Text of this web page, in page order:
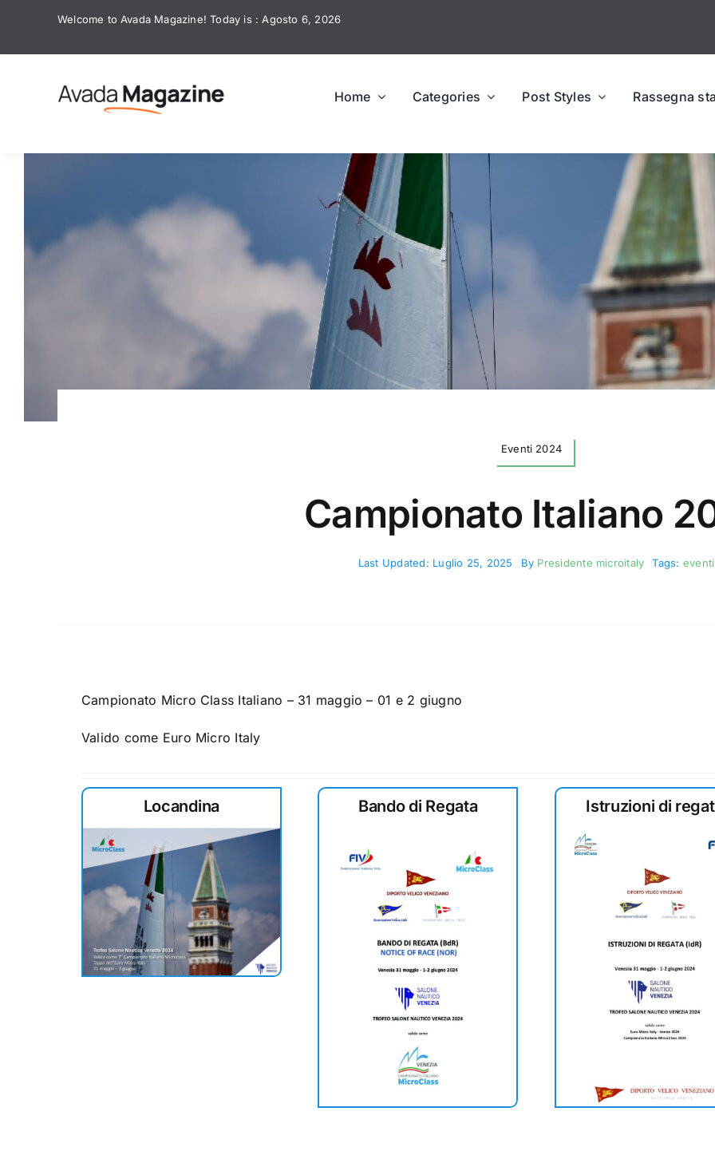
content
Welcome to Avada Magazine! Today is : Agosto 6, 2026
Home Categories Post Styles Rassegna
Eventi 2024
Campionato Italiano
Last Updated: Luglio 25, 2025 By Presidente microitaly Tags: eventi
Campionato Micro Class Italiano – 31 maggio – 01 e 2 giugno
Valido come Euro Micro Italy
Locandina Bando di Regata Istruzioni di